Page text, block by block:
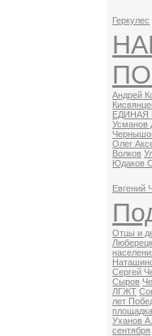
Геркулес
Андрей
ЕДИНАЯ
Усманов
Олег
Волков
Юдаков
Евгений
Отцы и
Сергей
Сыров
ЛГЖТ
лет
площадка
Уханов
сентября